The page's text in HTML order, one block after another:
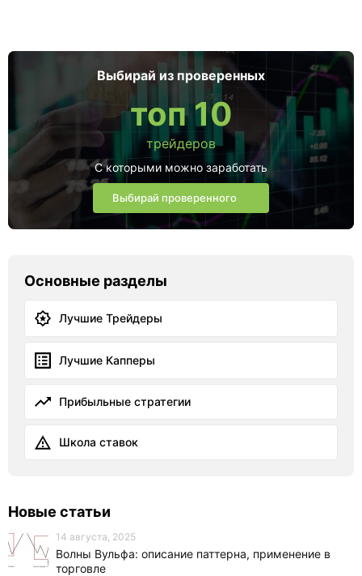
Выбирай из проверенных
топ 10
трейдеров
С которыми можно заработать
Выбирай проверенного
Основные разделы
Лучшие Трейдеры
Лучшие Капперы
Прибыльные стратегии
Школа ставок
Новые статьи
14 августа, 2025
Волны Вульфа: описание паттерна, применение в
торговле